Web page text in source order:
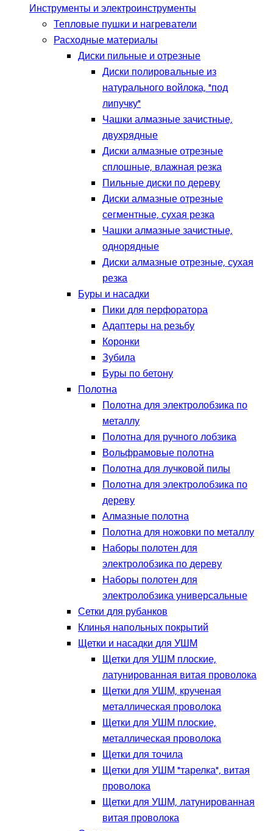
Инструменты и электроинструменты
Тепловые пушки и нагреватели
Расходные материалы
Диски пильные и отрезные
Диски полировальные из
натурального войлока, "под
липучку"
Чашки алмазные зачистные,
двухрядные
Диски алмазные отрезные
сплошные, влажная резка
Пильные диски по дереву
Диски алмазные отрезные
сегментные, сухая резка
Чашки алмазные зачистные,
однорядные
Диски алмазные отрезные, сухая
резка
Буры и насадки
Пики для перфоратора
Адаптеры на резьбу
Коронки
Зубила
Буры по бетону
Полотна
Полотна для электролобзика по
металлу
Полотна для ручного лобзика
Вольфрамовые полотна
Полотна для лучковой пилы
Полотна для электролобзика по
дереву
Алмазные полотна
Полотна для ножовки по металлу
Наборы полотен для
электролобзика по дереву
Наборы полотен для
электролобзика универсальные
Сетки для рубанков
Клинья напольных покрытий
Щетки и насадки для УШМ
Щетки для УШМ плоские,
латунированная витая проволока
Щетки для УШМ, крученая
металлическая проволока
Щетки для УШМ плоские,
металлическая проволока
Щетки для точила
Щетки для УШМ "тарелка", витая
проволока
Щетки для УШМ, латунированная
витая проволока